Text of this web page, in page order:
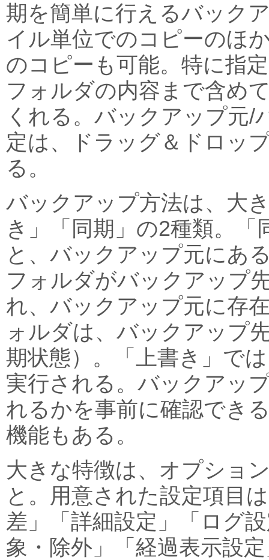
期を簡単に行えるバック
イル単位でのコピーのほ
のコピーも可能。特に指
フォルダの内容まで含め
くれる。バックアップ元/
定は、ドラッグ＆ドロッ
る。
バックアップ方法は、大
き」「同期」の2種類。「
と、バックアップ元にあ
フォルダがバックアップ
れ、バックアップ元に存
ォルダは、バックアップ
期状態）。「上書き」で
実行される。バックアッ
れるかを事前に確認でき
機能もある。
大きな特徴は、オプショ
と。用意された設定項目
差」「詳細設定」「ログ
象・除外」「経過表示設